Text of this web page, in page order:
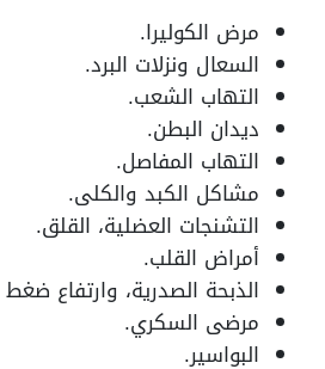
مرض الكوليرا.
السعال ونزلات البرد.
التهاب الشعب.
ديدان البطن.
التهاب المفاصل.
مشاكل الكبد والكلى.
التشنجات العضلية، القلق.
أمراض القلب.
الذبحة الصدرية، وارتفاع
مرضى السكري.
البواسير.